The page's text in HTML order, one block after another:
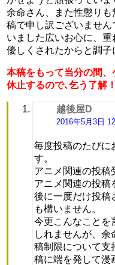
余命さん、また性懲り
稿で申し訳ございませ
いました広いお心に、重
優しくされたからと調子
本稿をもって当分の間
休止するので､乞う了解！
越後屋D
り:
2016年5月3日
毎度投稿のたびに
す。
アニメ関連の投稿
アニメ関連の投稿
後に一度だけ投稿
も構いません。
今更こんなことを
しれませんが、
稿制限について支
稿に端を発して漫